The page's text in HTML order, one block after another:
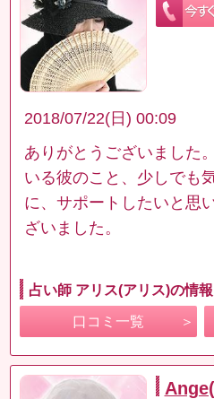
2018/07/22(日) 00:09
ありがとうございました
いる彼のこと、少しでも
に、サポートしたいと思
ざいました。
占い師 アリス(アリス)の情
口コミ一覧